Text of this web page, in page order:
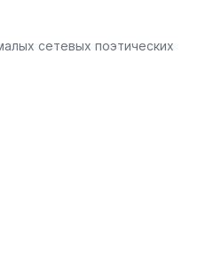
сетевых поэтических